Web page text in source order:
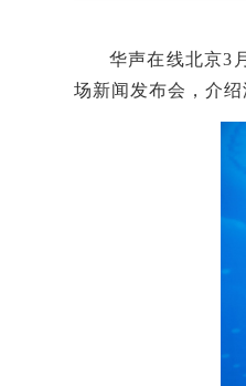
华声在线北京3
场新闻发布会，介